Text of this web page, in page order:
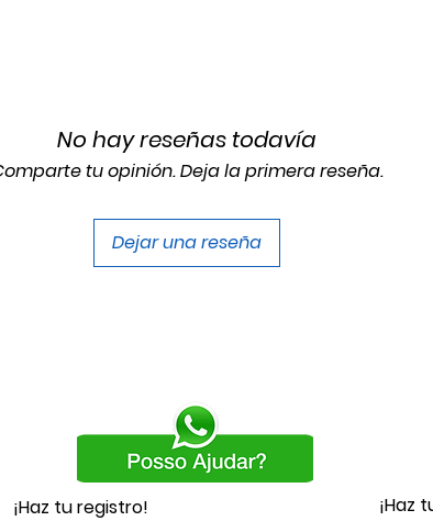
No hay reseñas todavía
tu opinión. Deja la primera reseña.
Dejar una reseña
¡Haz tu registro! ¡Haz